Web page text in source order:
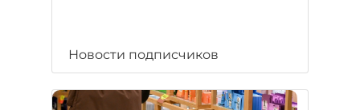
Новости подписчиков